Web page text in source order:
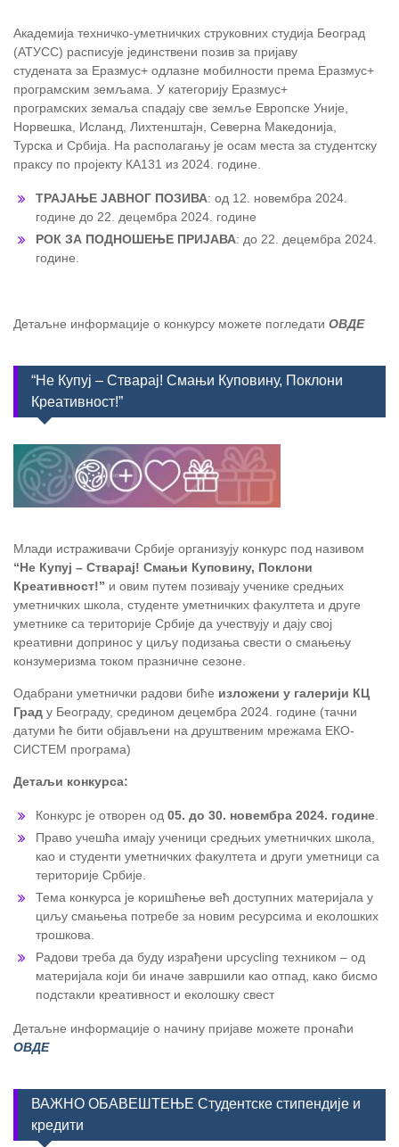
Академија техничко-уметничких струковних студија Београд
(АТУСС) расписује јединствени позив за пријаву
студената за Еразмус+ одлазне мобилности према Еразмус+
програмским земљама. У категорију Еразмус+
програмских земаља спадају све земље Европске Уније,
Норвешка, Исланд, Лихтенштајн, Северна Македонија,
Турска и Србија. На располагању је осам места за студентску
праксу по пројекту КА131 из 2024. године.
ТРАЈАЊЕ ЈАВНОГ ПОЗИВА: од 12. новембра 2024.
године до 22. децембра 2024. године
РОК ЗА ПОДНОШЕЊЕ ПРИЈАВА: до 22. децембра 2024.
године.
Детаљне информације о конкурсу можете погледати ОВДЕ
“Не Купуј – Стварај! Смањи Куповину, Поклони
Креативност!”
Млади истраживачи Србије организују конкурс под називом
“Не Купуј – Стварај! Смањи Куповину, Поклони
Креативност!” и овим путем позивају ученике средњих
уметничких школа, студенте уметничких факултета и друге
уметнике са територије Србије да учествују и дају свој
креативни допринос у циљу подизања свести о смањењу
конзумеризма током празничне сезоне.
Одабрани уметнички радови биће изложени у галерији КЦ
Град у Београду, средином децембра 2024. године (тачни
датуми ће бити објављени на друштвеним мрежама ЕКО-
СИСТЕМ програма)
Детаљи конкурса:
Конкурс је отворен од 05. до 30. новембра 2024. године.
Право учешћа имају ученици средњих уметничких школа,
као и студенти уметничких факултета и други уметници са
територије Србије.
Тема конкурса је коришћење већ доступних материјала у
циљу смањења потребе за новим ресурсима и еколошких
трошкова.
Радови треба да буду израђени upcycling техником – од
материјала који би иначе завршили као отпад, како бисмо
подстакли креативност и еколошку свест
Детаљне информације о начину пријаве можете пронаћи
ОВДЕ
ВАЖНО ОБАВЕШТЕЊЕ Студентске стипендије и
кредити